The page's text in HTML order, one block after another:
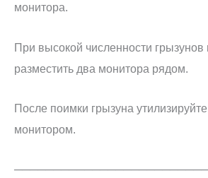
монитора.
При высокой численности
разместить два монитора рядом.
После поимки грызуна
монитором.